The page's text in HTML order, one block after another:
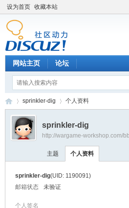
设为首页 收藏本站
网站主页 论坛
›
sprinkler-dig 个人资料
sprinkler-dig
http://wargame-workshop.com/
主题 个人资料
sprinkler-dig(UID: 1190091)
邮箱状态
未验证
个人签名